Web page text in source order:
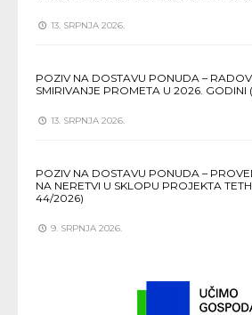
13. SRPNJA 2026.
POZIV NA DOSTAVU PONUDA –
SMIRIVANJE PROMETA U 2026.
13. SRPNJA 2026.
POZIV NA DOSTAVU PONUDA –
NA NERETVI U SKLOPU PROJEKTA
44/2026)
9. SRPNJA 2026.